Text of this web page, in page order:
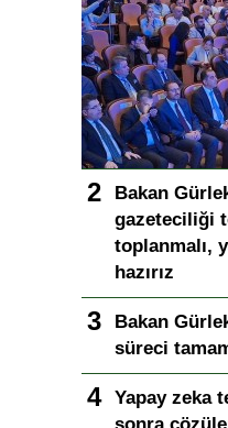
Bakan
gazeteciliği
toplanmalı,
hazırız
Bakan
süreci
Yapay zeka